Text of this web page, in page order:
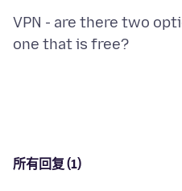
VPN - are there two
所有回复 (1)